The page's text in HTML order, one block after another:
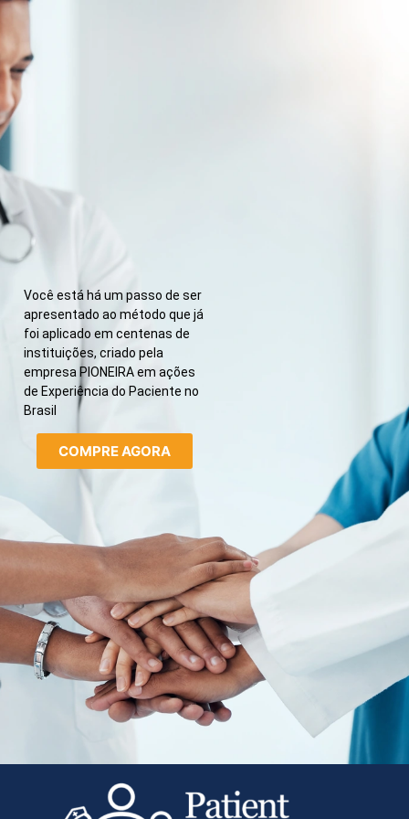
Você está há um passo de ser
apresentado ao método que já
foi aplicado em centenas de
instituições, criado pela
empresa PIONEIRA em ações
de Experiência do Paciente no
Brasil
COMPRE AGORA